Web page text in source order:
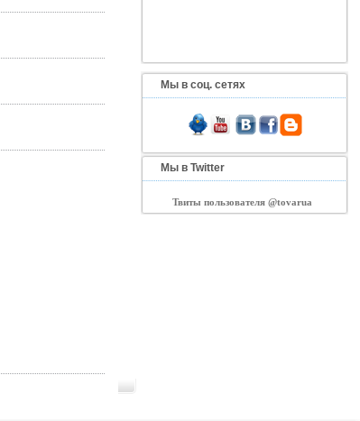
Мы в соц. сетях
Мы в Twitter
Твиты пользователя @tovarua